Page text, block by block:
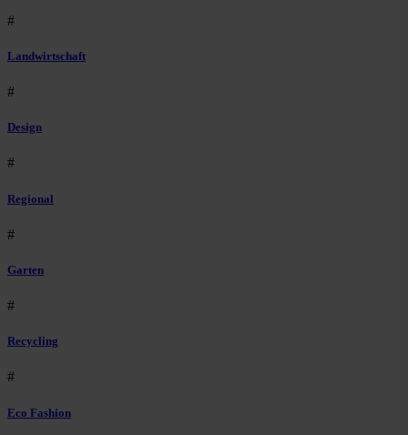
#
Landwirtschaft
#
Design
#
Regional
#
Garten
#
Recycling
#
Eco Fashion